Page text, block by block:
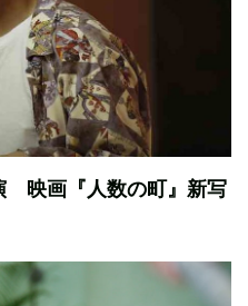
映画『人数の町』新写